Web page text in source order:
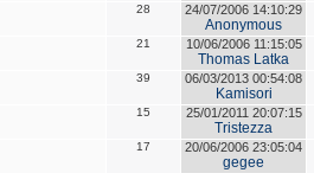
28 24/07/2006 14:10:29
Anonymous
21 10/06/2006 11:15:05
Thomas Latka
39 06/03/2013 00:54:08
Kamisori
15 25/01/2011 20:07:15
Tristezza
17 20/06/2006 23:05:04
gegee